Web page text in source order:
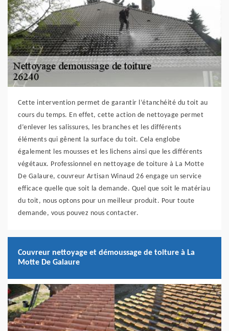
Cette intervention permet de garantir l’étanchéité du toit au
cours du temps. En effet, cette action de nettoyage permet
d’enlever les salissures, les branches et les différents
éléments qui gênent la surface du toit. Cela englobe
également les mousses et les lichens ainsi que les différents
végétaux. Professionnel en nettoyage de toiture à La Motte
De Galaure, couvreur Artisan Winaud 26 engage un service
efficace quelle que soit la demande. Quel que soit le matériau
du toit, nous optons pour un meilleur produit. Pour toute
demande, vous pouvez nous contacter.
Couvreur nettoyage et démoussage de toiture à La
Motte De Galaure